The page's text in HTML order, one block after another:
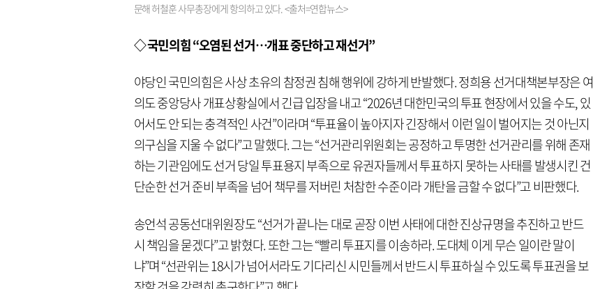
문해 허철훈 사무총장에게 항의하고 있다. <출처=연합뉴스>
◇ 국민의힘 “오염된 선거…개표 중단하고 재선거”
야당인 국민의힘은 사상 초유의 참정권 침해 행위에 강하게 반발했다. 정희용 선거대책본부장은 여
의도 중앙당사 개표상황실에서 긴급 입장을 내고 “2026년 대한민국의 투표 현장에서 있을 수도, 있
어서도 안 되는 충격적인 사건”이라며 “투표율이 높아지자 긴장해서 이런 일이 벌어지는 것 아닌지
의구심을 지울 수 없다”고 말했다. 그는 “선거관리위원회는 공정하고 투명한 선거관리를 위해 존재
하는 기관임에도 선거 당일 투표용지 부족으로 유권자들께서 투표하지 못하는 사태를 발생시킨 건
단순한 선거 준비 부족을 넘어 책무를 저버린 처참한 수준이라 개탄을 금할 수 없다”고 비판했다.
송언석 공동선대위원장도 “선거가 끝나는 대로 곧장 이번 사태에 대한 진상규명을 추진하고 반드
시 책임을 묻겠다”고 밝혔다. 또한 그는 “빨리 투표지를 이송하라. 도대체 이게 무슨 일이란 말이
냐”며 “선관위는 18시가 넘어서라도 기다리신 시민들께서 반드시 투표하실 수 있도록 투표권을 보